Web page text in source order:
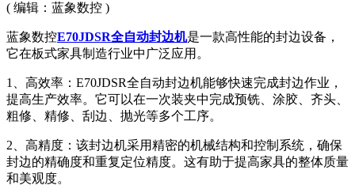
( 编辑：蓝象数控 )
蓝象数控E70JDSR全自动封边机是一款高性能的封边设备，
它在板式家具制造行业中广泛应用。
1、高效率：E70JDSR全自动封边机能够快速完成封边作业，
提高生产效率。它可以在一次装夹中完成预铣、涂胶、齐头、
粗修、精修、刮边、抛光等多个工序。
2、高精度：该封边机采用精密的机械结构和控制系统，确保
封边的精确度和重复定位精度。这有助于提高家具的整体质量
和美观度。